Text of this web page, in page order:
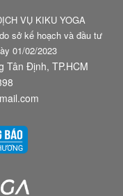
VỤ KIKU YOGA
sở kế hoạch và đầu tư
01/02/2023
Tân Định, TP.HCM